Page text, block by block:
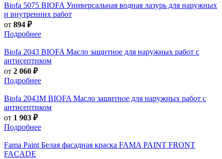
Biofa 5075 BIOFA Универсальная водная лазурь для наружных
и внутренних работ
от 894 ₽
Подробнее
Biofa 2043 BIOFA Масло защитное для наружных работ с
антисептиком
от 2 060 ₽
Подробнее
Biofa 2043M BIOFA Масло защитное для наружных работ с
антисептиком
от 1 903 ₽
Подробнее
Fama Paint Белая фасадная краска FAMA PAINT FRONT
FACADE